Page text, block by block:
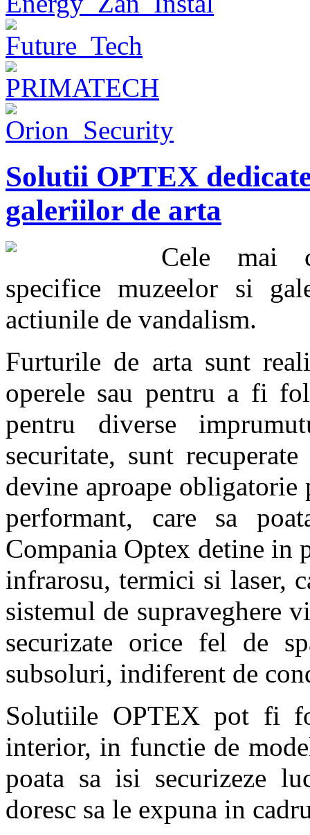
Solutii OPTEX
galeriilor de arta
Cele mai
specifice muzeelor si
actiunile de vandalism.
Furturile de arta sunt
operele sau pentru a fi
pentru diverse
securitate, sunt
devine aproape obligatorie
performant, care sa
Compania Optex detine in
infrarosu, termici si laser,
sistemul de supraveghere
securizate orice fel de
subsoluri, indiferent de
Solutiile OPTEX pot fi
interior, in functie de
poata sa isi securizeze
doresc sa le expuna in